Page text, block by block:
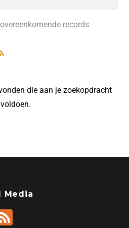
records
die aan je zoekopdracht
voldoen.
Media